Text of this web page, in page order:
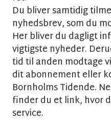
Du bliver samtidig
nyhedsbrev, som du
Her bliver du dagligt
vigtigste nyheder.
tid til anden modtage
dit abonnement eller
Bornholms Tidende.
finder du et link, hvor
service.